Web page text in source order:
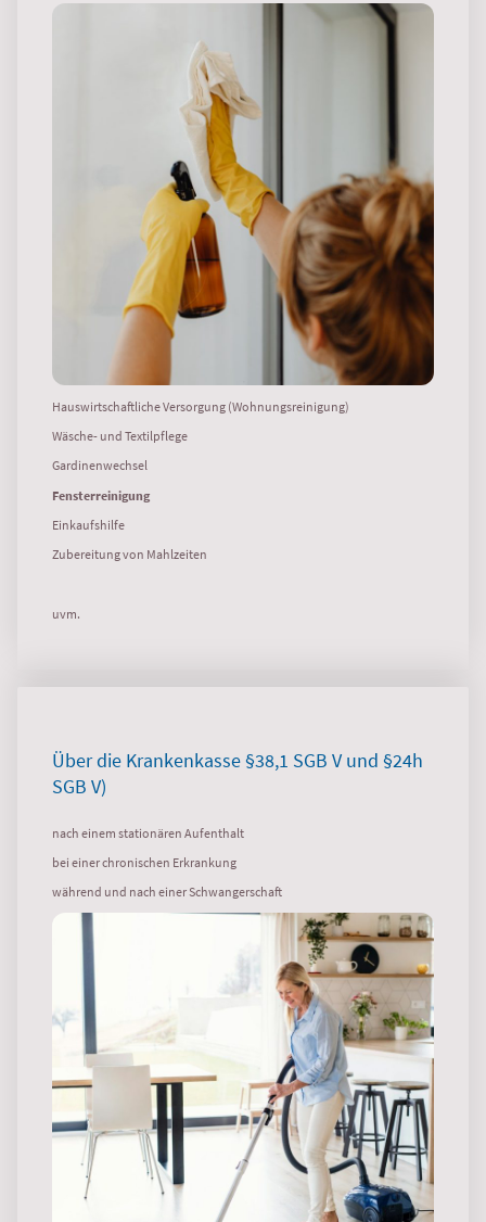
Hauswirtschaftliche Versorgung (Wohnungsreinigung)
Wäsche- und Textilpflege
Gardinenwechsel
Fensterreinigung
Einkaufshilfe
Zubereitung von Mahlzeiten
uvm.
Über die Krankenkasse §38,1 SGB V und §24h
SGB V)
nach einem stationären Aufenthalt
bei einer chronischen Erkrankung
während und nach einer Schwangerschaft